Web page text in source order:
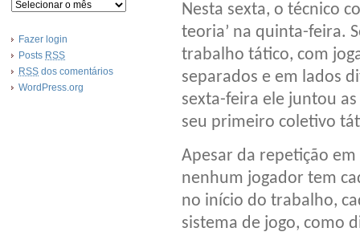
Fazer login
Posts RSS
RSS dos comentários
WordPress.org
Nesta sexta, o técnico
teoria’ na quinta-feira.
trabalho tático, com
separados e em lados
sexta-feira ele juntou
seu primeiro coletivo
Apesar da repetição
nenhum jogador tem
no início do trabalho,
sistema de jogo, como